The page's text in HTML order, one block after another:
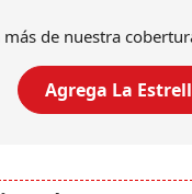
más de nuestra
Agrega La